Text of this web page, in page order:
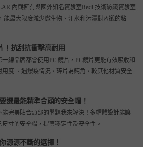
內襯擁有與國外知名實驗室Resil 技術紡織實驗室
能最大限度減少微生物、汗水和污漬對內襯的粘
！抗刮抗衝擊高耐用
線品牌都會使用PC 鏡片，PC鏡片更能有效吸收和
度 。遇爆裂情況，碎片為鈍角，較其他材質安全
選最能精準合頭的安全帽！
能完美貼合頭部的問題我來解決！多帽體設計能讓
寸的安全帽，提高穩定性及安全性。
源源不斷的選擇！